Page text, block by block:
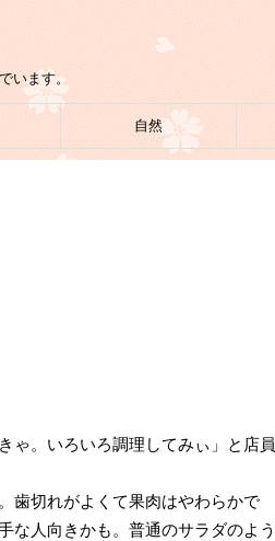
います。
自然
ゃ。いろいろ調理してみぃ」と店員
歯切れがよくて果肉はやわらかで
な人向きかも。普通のサラダのよう